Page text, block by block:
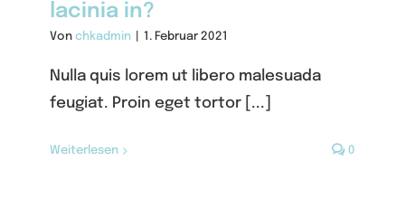
lacinia in?
Von chkadmin 1. Februar 2021
Nulla quis lorem ut libero malesuada
feugiat. Proin eget tortor [...]
Weiterlesen 0